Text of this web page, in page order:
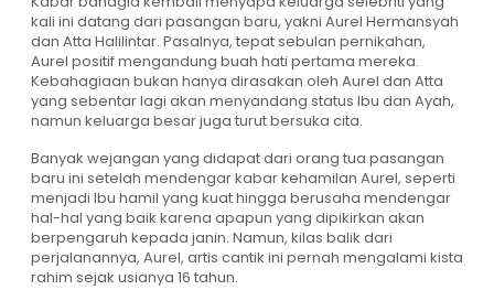
kali ini datang dari pasangan baru, yakni Aurel Hermansyah
dan Atta Halilintar. Pasalnya, tepat sebulan pernikahan,
Aurel positif mengandung buah hati pertama mereka.
Kebahagiaan bukan hanya dirasakan oleh Aurel dan Atta
yang sebentar lagi akan menyandang status Ibu dan Ayah,
namun keluarga besar juga turut bersuka cita.
Banyak wejangan yang didapat dari orang tua pasangan
baru ini setelah mendengar kabar kehamilan Aurel, seperti
menjadi Ibu hamil yang kuat hingga berusaha mendengar
hal-hal yang baik karena apapun yang dipikirkan akan
berpengaruh kepada janin. Namun, kilas balik dari
perjalanannya, Aurel, artis cantik ini pernah mengalami kista
rahim sejak usianya 16 tahun.